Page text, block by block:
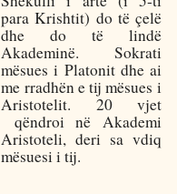
para Krishtit) do të çelë
dhe do të lindë
Akademinë. Sokrati
mësues i Platonit dhe ai
me rradhën e tij mësues i
Aristotelit. 20 vjet
qëndroi në Akademi
Aristoteli, deri sa vdiq
mësuesi i tij.